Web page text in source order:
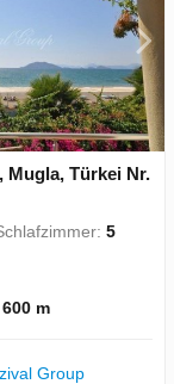
Mugla, Türkei Nr.
5
600 m
Group